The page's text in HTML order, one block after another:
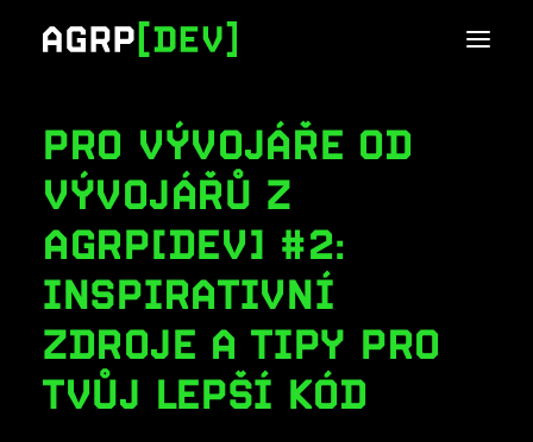
PRO VÝVOJÁŘE OD
VÝVOJÁŘŮ Z
AGRP[DEV] #2:
INSPIRATIVNÍ
ZDROJE A TIPY PRO
TVŮJ LEPŠÍ KÓD